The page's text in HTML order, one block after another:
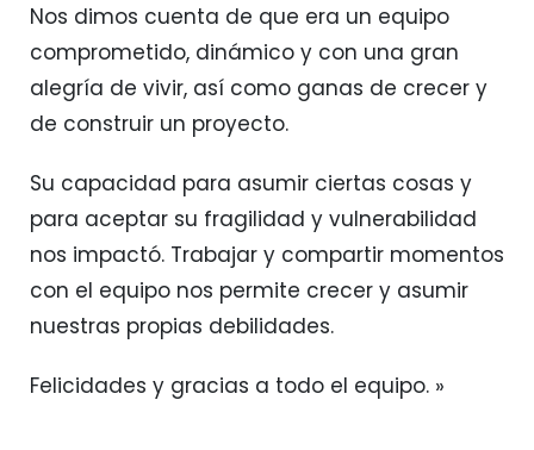
Nos dimos cuenta de que era un equipo
comprometido, dinámico y con una gran
alegría de vivir, así como ganas de crecer y
de construir un proyecto.
Su capacidad para asumir ciertas cosas y
para aceptar su fragilidad y vulnerabilidad
nos impactó. Trabajar y compartir momentos
con el equipo nos permite crecer y asumir
nuestras propias debilidades.
Felicidades y gracias a todo el equipo. »